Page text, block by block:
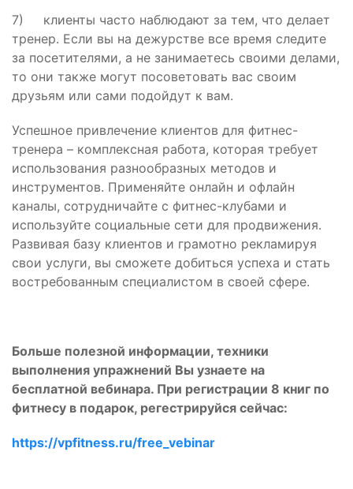
7) клиенты часто наблюдают за тем, что делает
тренер. Если вы на дежурстве все время следите
за посетителями, а не занимаетесь своими делами,
то они также могут посоветовать вас своим
друзьям или сами подойдут к вам.
Успешное привлечение клиентов для фитнес-
тренера – комплексная работа, которая требует
использования разнообразных методов и
инструментов. Применяйте онлайн и офлайн
каналы, сотрудничайте с фитнес-клубами и
используйте социальные сети для продвижения.
Развивая базу клиентов и грамотно рекламируя
свои услуги, вы сможете добиться успеха и стать
востребованным специалистом в своей сфере.
Больше полезной информации, техники
выполнения упражнений Вы узнаете на
бесплатной вебинара. При регистрации 8 книг по
фитнесу в подарок, регестрируйся сейчас:
https://vpfitness.ru/free_vebinar